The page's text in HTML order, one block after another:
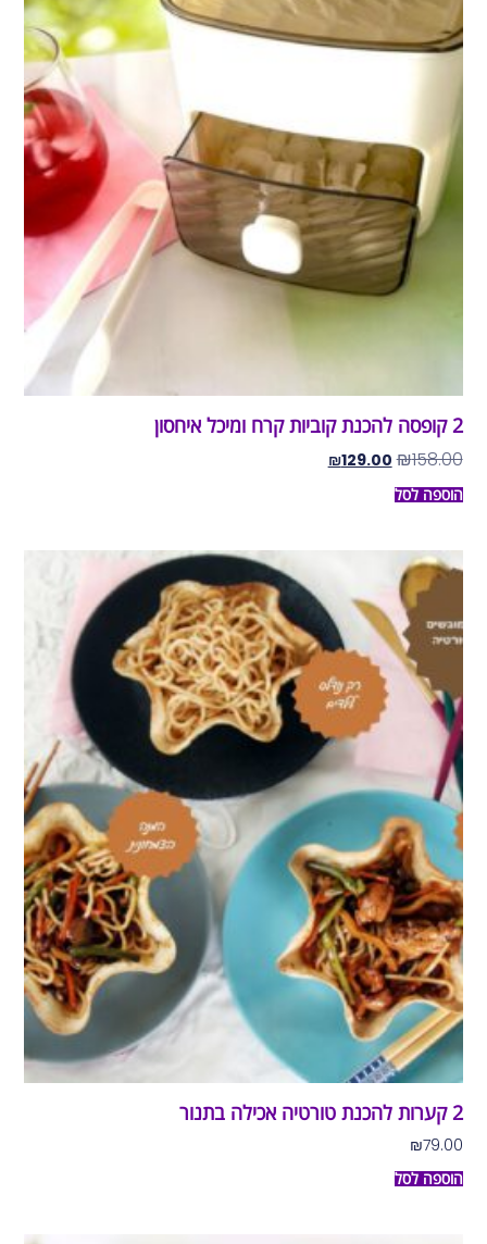
2 קופסה להכנת קוביות קרח ומיכל איחסון
₪158.00
₪129.00
הוספה לסל
2 קערות להכנת טורטיה אכילה בתנור
₪79.00
הוספה לסל